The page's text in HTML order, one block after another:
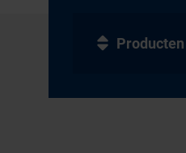
Producten